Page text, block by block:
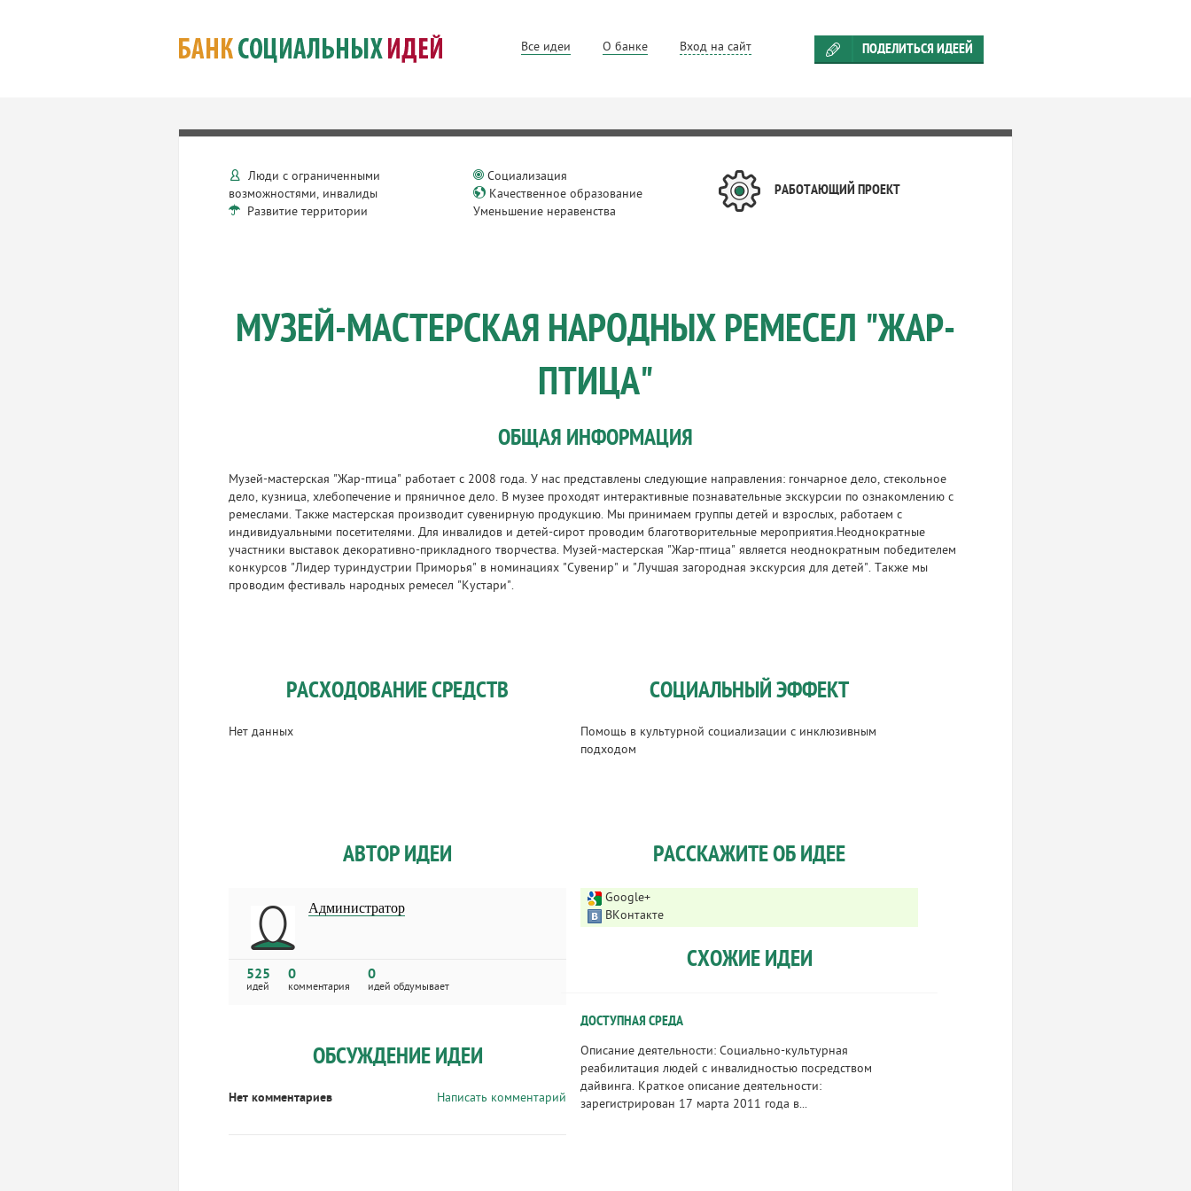
Все идеи О банке Вход на сайт ПОДЕЛИТЬСЯ ИДЕЕЙ
Люди с ограниченными
возможностями, инвалиды
Развитие территории
Социализация
Качественное образование
Уменьшение неравенства
РАБОТАЮЩИЙ ПРОЕКТ
МУЗЕЙ-МАСТЕРСКАЯ НАРОДНЫХ РЕМЕСЕЛ "ЖАР-
ПТИЦА"
ОБЩАЯ ИНФОРМАЦИЯ
Музей-мастерская "Жар-птица" работает с 2008 года. У нас представлены следующие направления: гончарное дело, стекольное
дело, кузница, хлебопечение и пряничное дело. В музее проходят интерактивные познавательные экскурсии по ознакомлению с
ремеслами. Также мастерская производит сувенирную продукцию. Мы принимаем группы детей и взрослых, работаем с
индивидуальными посетителями. Для инвалидов и детей-сирот проводим благотворительные мероприятия.Неоднократные
участники выставок декоративно-прикладного творчества. Музей-мастерская "Жар-птица" является неоднократным победителем
конкурсов "Лидер туриндустрии Приморья" в номинациях "Сувенир" и "Лучшая загородная экскурсия для детей". Также мы
проводим фестиваль народных ремесел "Кустари".
РАСХОДОВАНИЕ СРЕДСТВ
Нет данных
СОЦИАЛЬНЫЙ ЭФФЕКТ
Помощь в культурной социализации с инклюзивным
подходом
АВТОР ИДЕИ
Администратор
525
идей
0
комментария
0
идей обдумывает
ОБСУЖДЕНИЕ ИДЕИ
Написать комментарий
Нет комментариев
РАССКАЖИТЕ ОБ ИДЕЕ
Google+
ВКонтакте
СХОЖИЕ ИДЕИ
ДОСТУПНАЯ СРЕДА
Описание деятельности: Социально-культурная
реабилитация людей с инвалидностью посредством
дайвинга. Краткое описание деятельности:
зарегистрирован 17 марта 2011 года в...